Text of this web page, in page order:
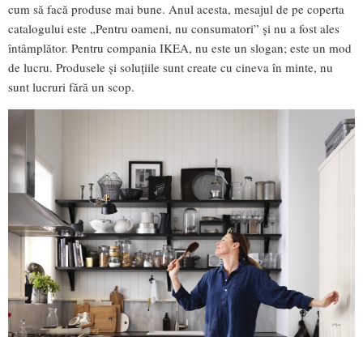
cum să facă produse mai bune. Anul acesta, mesajul de pe coperta
catalogului este „Pentru oameni, nu consumatori” și nu a fost ales
întâmplător. Pentru compania IKEA, nu este un slogan; este un mod
de lucru. Produsele și soluțiile sunt create cu cineva în minte, nu
sunt lucruri fără un scop.